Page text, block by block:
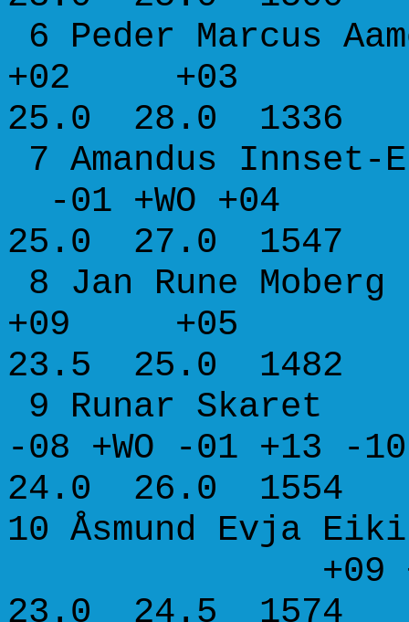
6 Peder Marcus
+02
25.0 28.0 1336
7 Amandus
-01 +WO
25.0 27.0 1547
8 Jan Rune
+09
23.5 25.0 1482
9 Runar
-08 +WO -01
24.0 26.0 1554
10 Åsmund
+09 +05
23.0 24.5 1574